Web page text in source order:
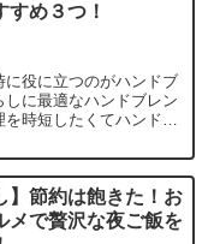
すめ３つ！
役に立つのがハンドブ
に最適なハンドブレン
時短したくてハンドブ
】節約は飽きた！お
メで贅沢な夜ご飯を